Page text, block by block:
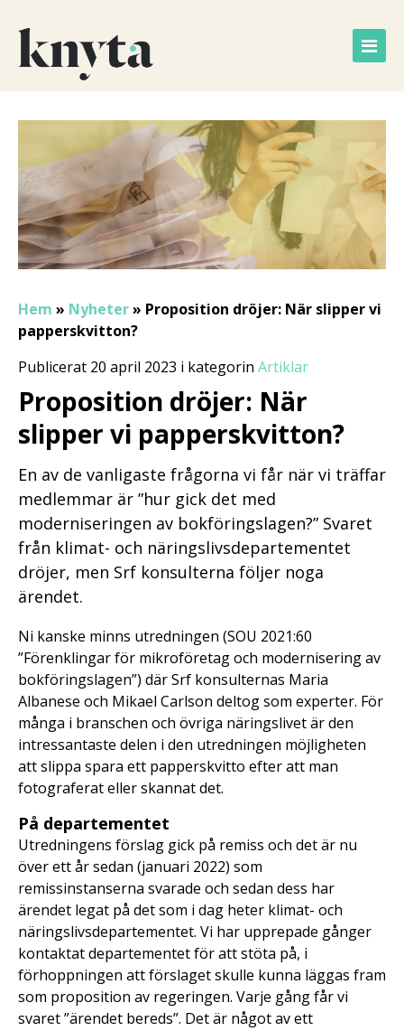
Hem » Nyheter» Proposition dröjer: När slipper vi
papperskvitton?
Publicerat 20 april 2023 i kategorin Artiklar
Proposition dröjer: När
slipper vi papperskvitton?
En av de vanligaste frågorna vi får när vi träffar
medlemmar är ”hur gick det med
moderniseringen av bokföringslagen?” Svaret
från klimat- och näringslivsdepartementet
dröjer, men Srf konsulterna följer noga
ärendet.
Ni kanske minns utredningen (SOU 2021:60
”Förenklingar för mikroföretag och modernisering av
bokföringslagen”) där Srf konsulternas Maria
Albanese och Mikael Carlson deltog som experter. För
många i branschen och övriga näringslivet är den
intressantaste delen i den utredningen möjligheten
att slippa spara ett papperskvitto efter att man
fotograferat eller skannat det.
På departementet
Utredningens förslag gick på remiss och det är nu
över ett år sedan (januari 2022) som
remissinstanserna svarade och sedan dess har
ärendet legat på det som i dag heter klimat- och
näringslivsdepartementet. Vi har upprepade gånger
kontaktat departementet för att stöta på, i
förhoppningen att förslaget skulle kunna läggas fram
som proposition av regeringen. Varje gång får vi
svaret ”ärendet bereds”. Det är något av ett